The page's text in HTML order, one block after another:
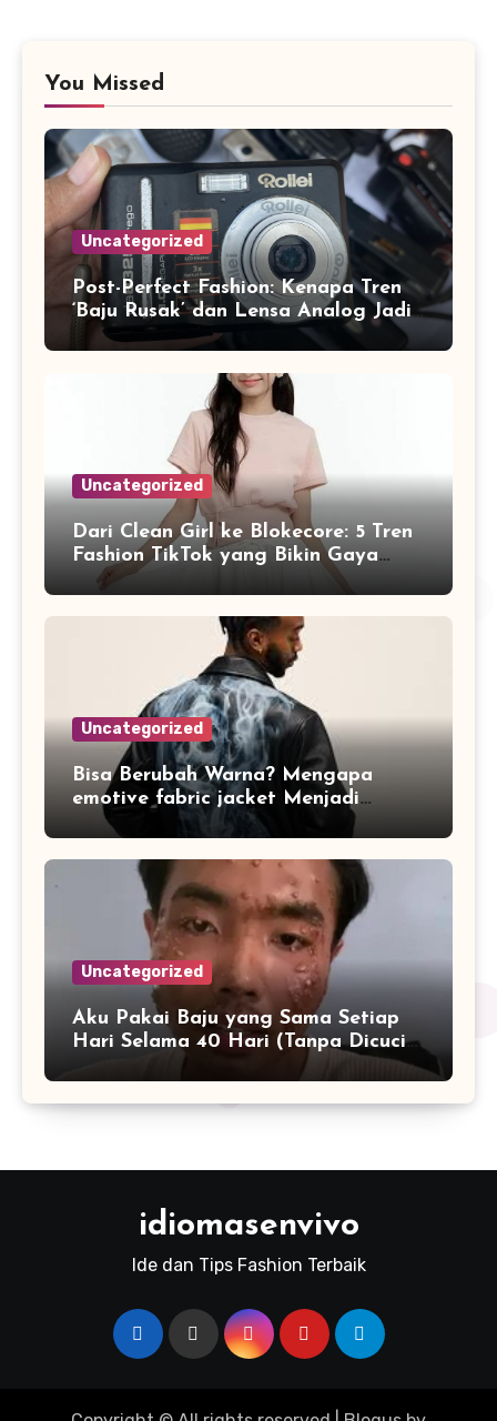
You Missed
Uncategorized
Post-Perfect Fashion: Kenapa Tren
‘Baju Rusak’ dan Lensa Analog Jadi
Identitas Baru Gen Z di 2026
Uncategorized
Dari Clean Girl ke Blokecore: 5 Tren
Fashion TikTok yang Bikin Gaya
Kamu Naik Level di 2026
Uncategorized
Bisa Berubah Warna? Mengapa
emotive fabric jacket Menjadi
Streetwear Paling Ikonik di Jakarta
Sepanjang April 2026
Uncategorized
Aku Pakai Baju yang Sama Setiap
Hari Selama 40 Hari (Tanpa Dicuci):
Yang Terjadi pada Kulit dan
Mentalku Bikin Fashion Influencer
Speechless
idiomasenvivo
Ide dan Tips Fashion Terbaik